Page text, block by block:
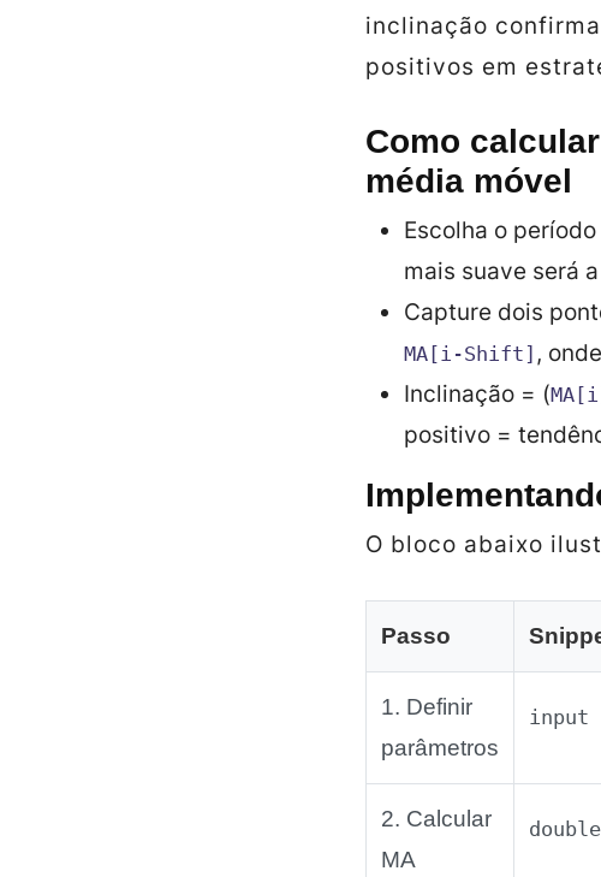
inclinação
positivos em
Como
média móvel
Escolha o
mais suave será
Capture dois
MA[i‑Shift] , onde
Inclinação = (
positivo =
O bloco abaixo
Passo
1. Definir
parâmetros
input
2. Calcular
MA